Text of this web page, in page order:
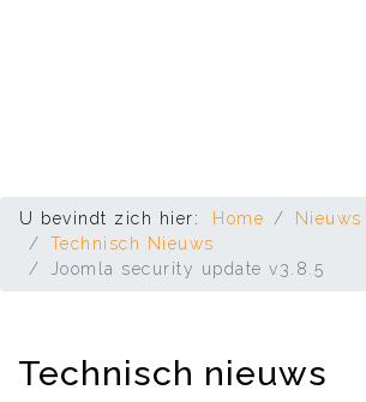
U bevindt zich hier: Home
Nieuws
Technisch Nieuws
Joomla security update v3.8.5
Technisch nieuws